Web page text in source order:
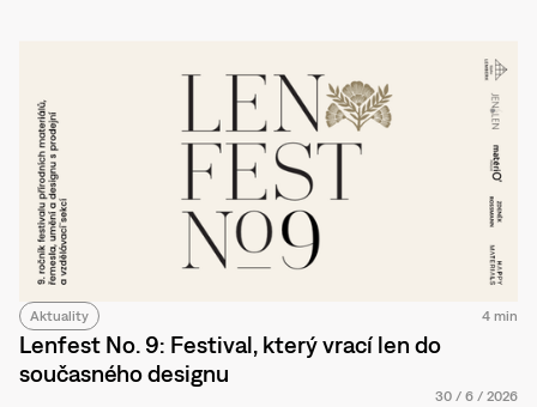
Aktuality 4 min
Lenfest No. 9: Festival, který vrací len do
současného designu
30 / 6 / 2026